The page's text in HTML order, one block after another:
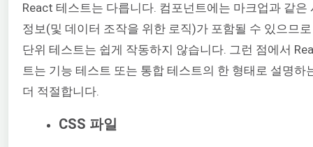
React 테스트는 다릅니다. 컴포넌트에는 마크업과 같은
정보(및 데이터 조작을 위한 로직)가 포함될 수 있으므
단위 테스트는 쉽게 작동하지 않습니다. 그런 점에서
트는 기능 테스트 또는 통합 테스트의 한 형태로 설명하
더 적절합니다.
CSS 파일